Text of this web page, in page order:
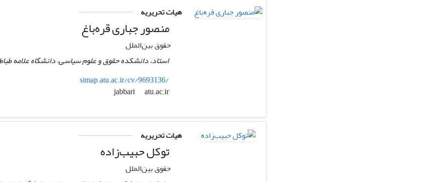
هیات تحریریه
منصور جباری قره‌باغ
حقوق بین‌الملل
استاد، دانشکده حقوق و علوم سیاسی، دانشگاه علامه
simap.atu.ac.ir/cv/9693136/
jabbari
atu.ac.ir
هیات تحریریه
توکل حبیب‌زاده
حقوق بین‌الملل